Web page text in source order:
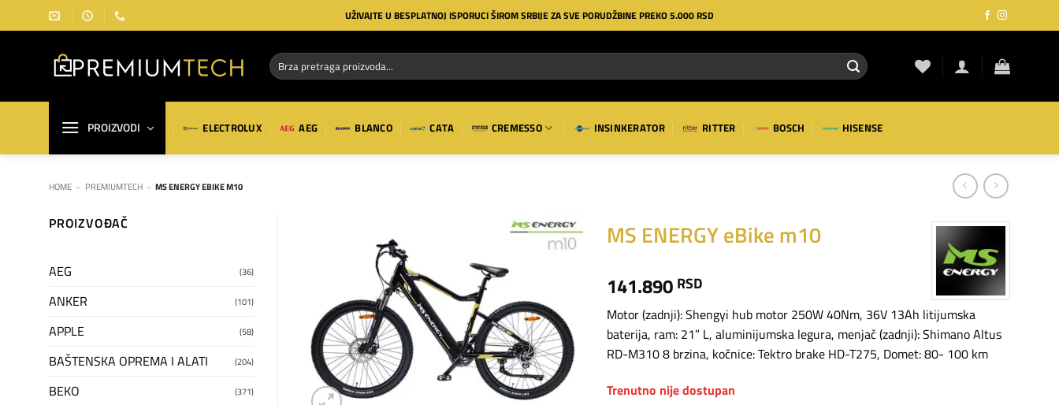
na
UŽIVAJTE U BESPLATNOJ ISPORUCI ŠIROM SRBIJE ZA SVE PORUDŽBINE PREKO 5.000 RSD
Pretraga
za:
PROIZVODI ELECTROLUX AEG BLANCO CATA CREMESSO INSINKERATOR RITTER BOSCH HISENSE
HOME » PREMIUMTECH » MS ENERGY EBIKE M10
PROIZVOĐAČ
AEG (36)
ANKER (101)
APPLE (58)
BAŠTENSKA OPREMA I ALATI (204)
BEKO (371)
želja
MS ENERGY eBike m10
141.890 RSD
Motor (zadnji): Shengyi hub motor 250W 40Nm, 36V 13Ah litijumska
baterija, ram: 21” L, aluminijumska legura, menjač (zadnji): Shimano Altus
RD-M310 8 brzina, kočnice: Tektro brake HD-T275, Domet: 80- 100 km
Trenutno nije dostupan